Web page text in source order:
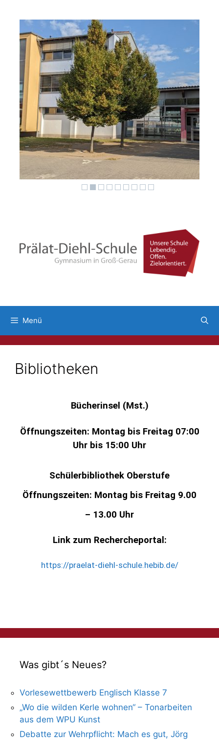
Menü
Bibliotheken
Bücherinsel (Mst.)
Öffnungszeiten: Montag bis Freitag 07:00
Uhr bis 15:00 Uhr
Schülerbibliothek Oberstufe
Öffnungszeiten: Montag bis Freitag 9.00
– 13.00 Uhr
Link zum Rechercheportal:
https://praelat-diehl-schule.hebib.de/
Was gibt´s Neues?
Vorlesewettbewerb Englisch Klasse 7
„Wo die wilden Kerle wohnen“ – Tonarbeiten
aus dem WPU Kunst
Debatte zur Wehrpflicht: Mach es gut, Jörg